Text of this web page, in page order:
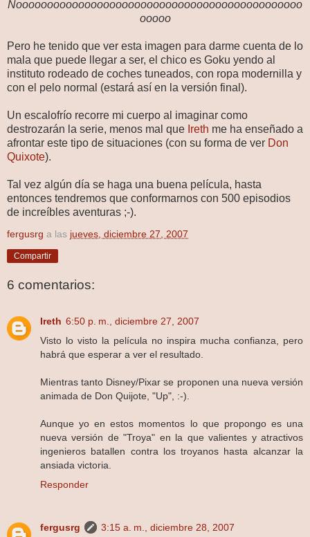
Noooooooooooooooooooooooooooooooooooooooooooooo
ooooo
Pero he tenido que ver esta imagen para darme cuenta de lo
mala que puede llegar a ser, el chico es Goku yendo al
instituto rodeado de coches tuneados, con ropa modernilla y
con el pelo normal (estará así en la versión final).
Un escalofrío recorre mi cuerpo al imaginar como
destrozarán la serie, menos mal que Ireth me ha enseñado a
afrontar este tipo de situaciones (con su forma de ver Don
Quixote).
Tal vez algún día se haga una buena película, hasta
entonces tendremos que conformarnos con 500 episodios
de increíbles aventuras ;-).
fergusrg a las jueves, diciembre 27, 2007
Compartir
6 comentarios:
Ireth 6:50 p. m., diciembre 27, 2007
Visto lo visto la película no inspira mucha confianza, pero
habrá que esperar a ver el resultado.
Mientras tanto Disney/Pixar se proponen una nueva versión
animada de Don Quijote, "Up", :-).
Aunque yo en estos momentos lo que propongo es una
nueva versión de "Troya" en la que valientes y atractivos
ingenieros batallen contra los troyanos hasta alcanzar la
ansiada victoria.
Responder
fergusrg
3:15 a. m., diciembre 28, 2007